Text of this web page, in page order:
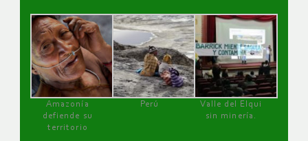
Amazonía
defiende su
territorio
Perú
Valle del Elqui
sin minería.